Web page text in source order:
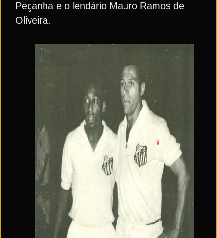
Peçanha e o lendário Mauro Ramos de
Oliveira.